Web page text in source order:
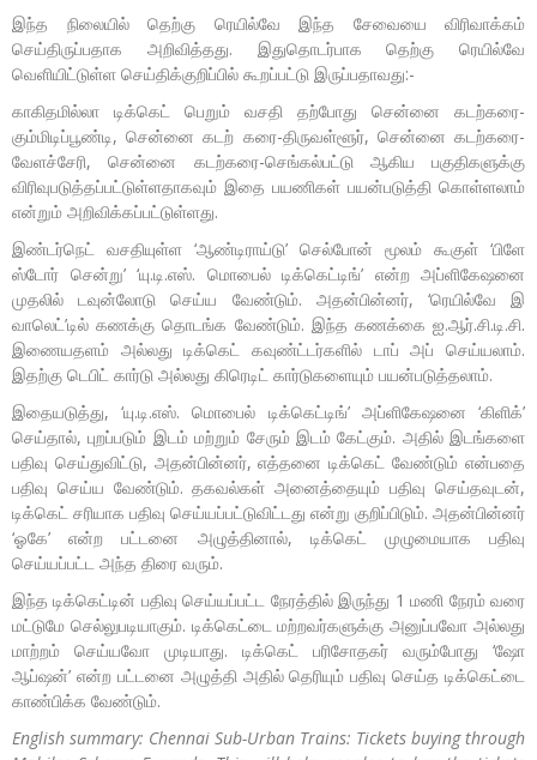
இந்த நிலையில் தெற்கு ரெயில்வே இந்த சேவையை விரிவாக்கம்
செய்திருப்பதாக அறிவித்தது. இதுதொடர்பாக தெற்கு ரெயில்வே
வெளியிட்டுள்ள செய்திக்குறிப்பில் கூறப்பட்டு இருப்பதாவது:-
காகிதமில்லா டிக்கெட் பெறும் வசதி தற்போது சென்னை கடற்கரை-
கும்மிடிப்பூண்டி, சென்னை கடற் கரை-திருவள்ளூர், சென்னை கடற்கரை-
வேளச்சேரி, சென்னை கடற்கரை-செங்கல்பட்டு ஆகிய பகுதிகளுக்கு
விரிவுபடுத்தப்பட்டுள்ளதாகவும் இதை பயணிகள் பயன்படுத்தி கொள்ளலாம்
என்றும் அறிவிக்கப்பட்டுள்ளது.
இண்டர்நெட் வசதியுள்ள ‘ஆண்டிராய்டு’ செல்போன் மூலம் கூகுள் ‘பிளே
ஸ்டோர் சென்று’ ‘யு.டி.எஸ். மொபைல் டிக்கெட்டிங்’ என்ற அப்ளிகேஷனை
முதலில் டவுன்லோடு செய்ய வேண்டும். அதன்பின்னர், ‘ரெயில்வே இ
வாலெட்’டில் கணக்கு தொடங்க வேண்டும். இந்த கணக்கை ஐ.ஆர்.சி.டி.சி.
இணையதளம் அல்லது டிக்கெட் கவுண்ட்டர்களில் டாப் அப் செய்யலாம்.
இதற்கு டெபிட் கார்டு அல்லது கிரெடிட் கார்டுகளையும் பயன்படுத்தலாம்.
இதையடுத்து, ‘யு.டி.எஸ். மொபைல் டிக்கெட்டிங்’ அப்ளிகேஷனை ‘கிளிக்’
செய்தால், புறப்படும் இடம் மற்றும் சேரும் இடம் கேட்கும். அதில் இடங்களை
பதிவு செய்துவிட்டு, அதன்பின்னர், எத்தனை டிக்கெட் வேண்டும் என்பதை
பதிவு செய்ய வேண்டும். தகவல்கள் அனைத்தையும் பதிவு செய்தவுடன்,
டிக்கெட் சரியாக பதிவு செய்யப்பட்டுவிட்டது என்று குறிப்பிடும். அதன்பின்னர்
‘ஓகே’ என்ற பட்டனை அழுத்தினால், டிக்கெட் முழுமையாக பதிவு
செய்யப்பட்ட அந்த திரை வரும்.
இந்த டிக்கெட்டின் பதிவு செய்யப்பட்ட நேரத்தில் இருந்து 1 மணி நேரம் வரை
மட்டுமே செல்லுபடியாகும். டிக்கெட்டை மற்றவர்களுக்கு அனுப்பவோ அல்லது
மாற்றம் செய்யவோ முடியாது. டிக்கெட் பரிசோதகர் வரும்போது ‘ஷோ
ஆப்ஷன்’ என்ற பட்டனை அழுத்தி அதில் தெரியும் பதிவு செய்த டிக்கெட்டை
காண்பிக்க வேண்டும்.
English summary: Chennai Sub-Urban Trains: Tickets buying through